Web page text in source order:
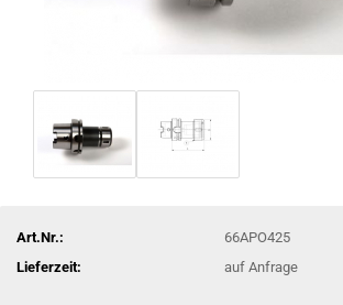
Art.Nr.:
66APO425
Lieferzeit:
auf Anfrage